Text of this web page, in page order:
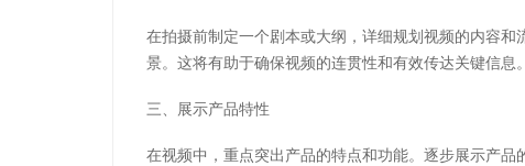
在拍摄前制定一个剧本或大纲，详细规划视频的内容
景。这将有助于确保视频的连贯性和有效传达关键信息。
三、展示产品特性
在视频中，重点突出产品的特点和功能。逐步展示产